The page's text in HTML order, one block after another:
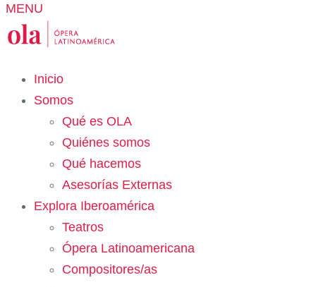
MENU
Inicio
Somos
Qué es OLA
Quiénes somos
Qué hacemos
Asesorías Externas
Explora Iberoamérica
Teatros
Ópera Latinoamericana
Compositores/as